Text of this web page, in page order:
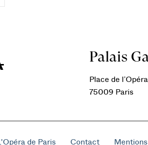
Palais
Place de l’Opéra
75009 Paris
L'Opéra de Paris Contact